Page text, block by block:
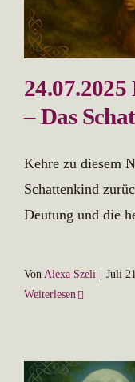
– Das
Kehre zu diesem
Schattenkind
Deutung und die
Von Alexa Szeli Juli
Weiterlesen